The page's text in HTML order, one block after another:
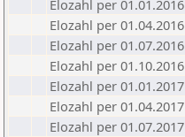
Elozahl per 01.01.2016
Elozahl per 01.04.2016
Elozahl per 01.07.2016
Elozahl per 01.10.2016
Elozahl per 01.01.2017
Elozahl per 01.04.2017
Elozahl per 01.07.2017